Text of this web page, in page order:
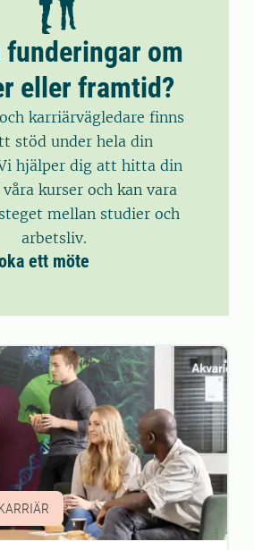
funderingar om
eller framtid?
karriärvägledare finns
stöd under hela din
hjälper dig att hitta din
kurser och kan vara
mellan studier och
arbetsliv.
ett möte